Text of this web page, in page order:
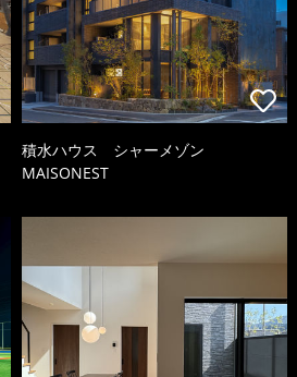
積水ハウス シャーメゾン
MAISONEST